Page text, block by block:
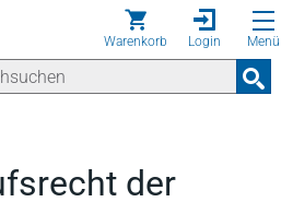
Warenkorb Login Menü
der